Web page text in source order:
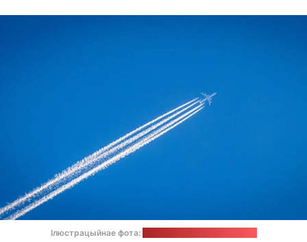
Ілюстрацыйнае фота: